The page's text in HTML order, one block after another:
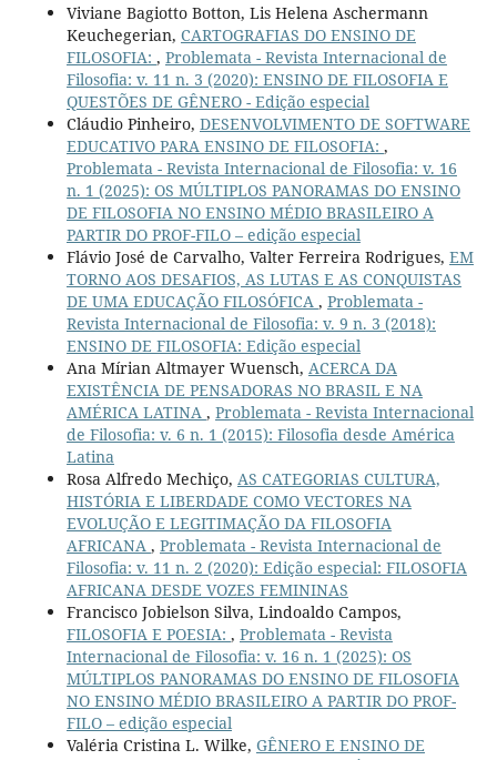
Viviane Bagiotto Botton, Lis Helena Aschermann
Keuchegerian, CARTOGRAFIAS DO ENSINO DE
FILOSOFIA: , Problemata - Revista Internacional de
Filosofia: v. 11 n. 3 (2020): ENSINO DE FILOSOFIA E
QUESTÕES DE GÊNERO - Edição especial
Cláudio Pinheiro, DESENVOLVIMENTO DE SOFTWARE
EDUCATIVO PARA ENSINO DE FILOSOFIA: ,
Problemata - Revista Internacional de Filosofia: v. 16
n. 1 (2025): OS MÚLTIPLOS PANORAMAS DO ENSINO
DE FILOSOFIA NO ENSINO MÉDIO BRASILEIRO A
PARTIR DO PROF-FILO – edição especial
Flávio José de Carvalho, Valter Ferreira Rodrigues, EM
TORNO AOS DESAFIOS, AS LUTAS E AS CONQUISTAS
DE UMA EDUCAÇÃO FILOSÓFICA , Problemata -
Revista Internacional de Filosofia: v. 9 n. 3 (2018):
ENSINO DE FILOSOFIA: Edição especial
Ana Mírian Altmayer Wuensch, ACERCA DA
EXISTÊNCIA DE PENSADORAS NO BRASIL E NA
AMÉRICA LATINA , Problemata - Revista Internacional
de Filosofia: v. 6 n. 1 (2015): Filosofia desde América
Latina
Rosa Alfredo Mechiço, AS CATEGORIAS CULTURA,
HISTÓRIA E LIBERDADE COMO VECTORES NA
EVOLUÇÃO E LEGITIMAÇÃO DA FILOSOFIA
AFRICANA , Problemata - Revista Internacional de
Filosofia: v. 11 n. 2 (2020): Edição especial: FILOSOFIA
AFRICANA DESDE VOZES FEMININAS
Francisco Jobielson Silva, Lindoaldo Campos,
FILOSOFIA E POESIA: , Problemata - Revista
Internacional de Filosofia: v. 16 n. 1 (2025): OS
MÚLTIPLOS PANORAMAS DO ENSINO DE FILOSOFIA
NO ENSINO MÉDIO BRASILEIRO A PARTIR DO PROF-
FILO – edição especial
Valéria Cristina L. Wilke, GÊNERO E ENSINO DE